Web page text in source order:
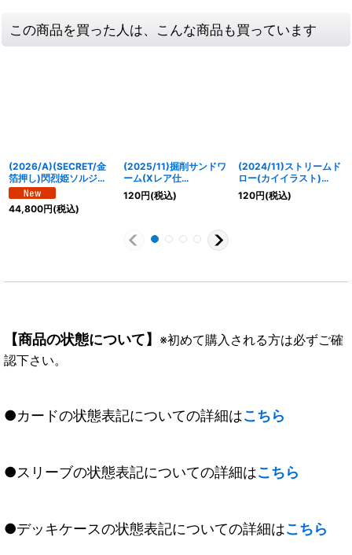
この商品を買った人は、こんな商品も買っています
(2026/A)(SECRET/金
箔押し)閃烈姫ソルジュ
レト【X-SEC】
{26RBS02-X14}《黄》
44,800円(税込)
(2025/11)掘削サンドワ
ーム(Xレア仕
様/LM2025収録)【C】
{BS71-033}《緑》
120円(税込)
(2024/11)ストリームド
ロー(カイイラスト)
【-】{BS60-096}
《青》
120円(税込)
【商品の状態について】 ※初めて購入される方は必ずご確
認下さい。
●カードの状態表記についての詳細はこちら
●スリーブの状態表記についての詳細はこちら
●デッキケースの状態表記についての詳細はこちら